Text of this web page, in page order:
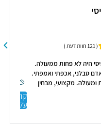
"אני רואה את דר וולנר כרופא טוב